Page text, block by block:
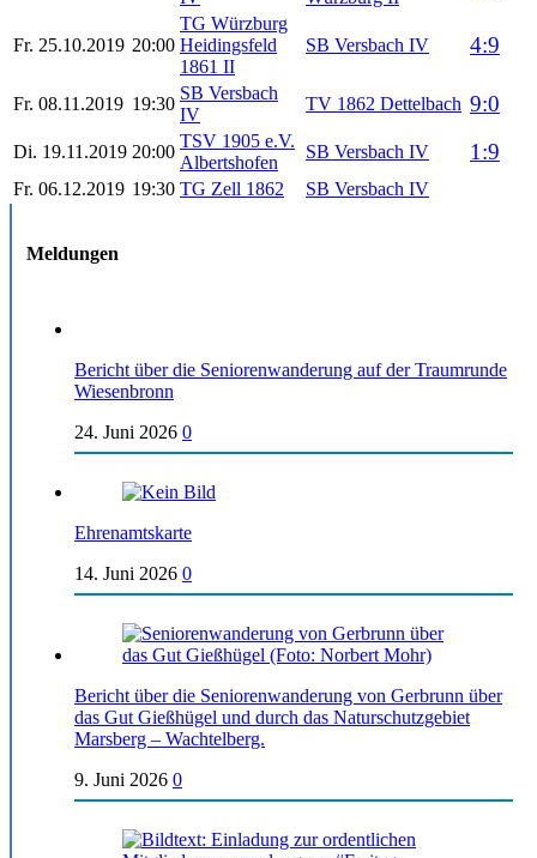
Fr. 25.10.2019 20:00
TG Würzburg
Heidingsfeld
1861 II
SB Versbach IV 4:9
Fr. 08.11.2019 19:30
SB Versbach
IV
TV 1862 Dettelbach 9:0
Di. 19.11.2019 20:00
TSV 1905 e.V.
Albertshofen
SB Versbach IV 1:9
Fr. 06.12.2019 19:30 TG Zell 1862 SB Versbach IV
Meldungen
Bericht über die Seniorenwanderung auf der Traumrunde
Wiesenbronn
24. Juni 2026 0
Ehrenamtskarte
14. Juni 2026 0
Bericht über die Seniorenwanderung von Gerbrunn über
das Gut Gießhügel und durch das Naturschutzgebiet
Marsberg – Wachtelberg.
9. Juni 2026 0